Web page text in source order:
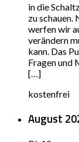
in die
zu schauen.
werfen wir
verändern
kann. Das
Fragen und
[…]
kostenfrei
August